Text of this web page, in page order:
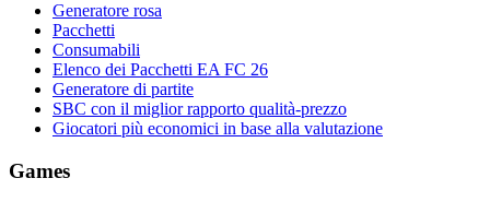
Generatore rosa
Pacchetti
Consumabili
Elenco dei Pacchetti EA FC 26
Generatore di partite
SBC con il miglior rapporto qualità-prezzo
Giocatori più economici in base alla valutazione
Games